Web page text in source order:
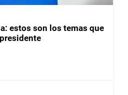
estos son los temas que